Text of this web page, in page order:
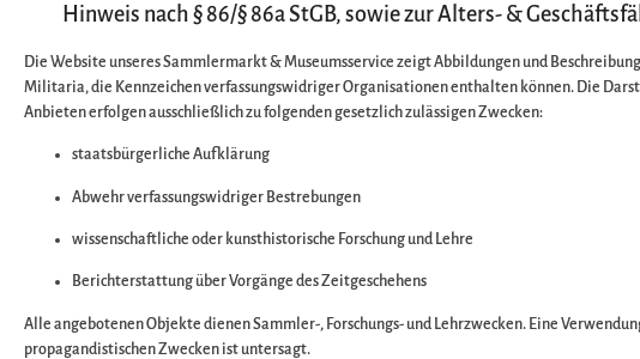
bitte die
Sache – schauen
Hinweis nach § 86/§ 86a StGB, sowie zur Alters- &
Die Website unseres Sammlermarkt & Museumsservice zeigt Abbildungen und
Militaria, die Kennzeichen verfassungswidriger Organisationen enthalten können. Die
Anbieten erfolgen ausschließlich zu folgenden gesetzlich zulässigen Zwecken:
staatsbürgerliche Aufklärung
Abwehr verfassungswidriger Bestrebungen
wissenschaftliche oder kunsthistorische Forschung und Lehre
Berichterstattung über Vorgänge des Zeitgeschehens
Alle angebotenen Objekte dienen Sammler-, Forschungs- und Lehrzwecken. Eine
propagandistischen Zwecken ist untersagt.